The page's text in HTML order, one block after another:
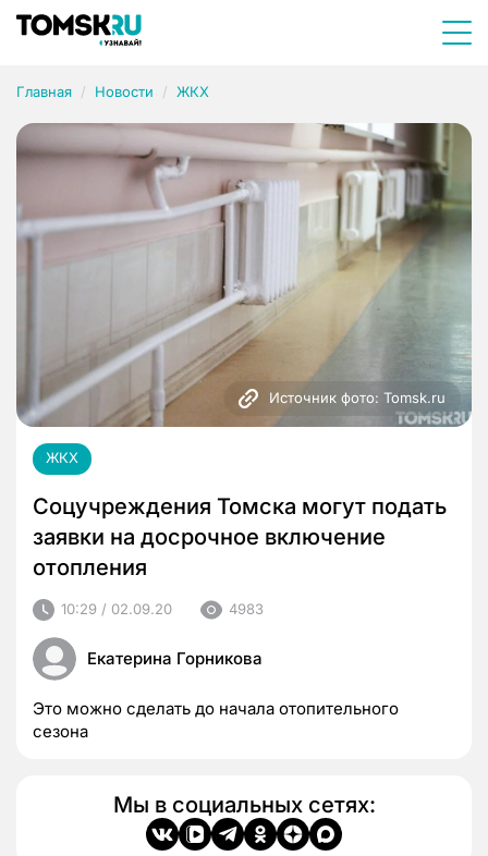
Главная Новости ЖКХ
Источник фото: Tomsk.ru
ЖКХ
Соцучреждения Томска могут подать
заявки на досрочное включение
отопления
10:29 / 02.09.20 4983
Екатерина Горникова
Это можно сделать до начала отопительного
сезона
Мы в социальных сетях: